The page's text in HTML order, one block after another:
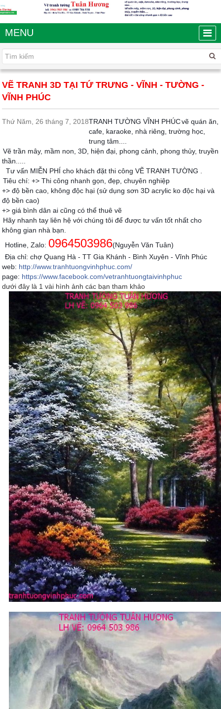
MENU
VẼ TRANH 3D TẠI TỨ TRƯNG - VĨNH - TƯỜNG -
VĨNH PHÚC
Thứ Năm, 26 tháng 7, 2018TRANH TƯỜNG VĨNH PHÚCvẽ quán ăn,
cafe, karaoke, nhà riêng, trường học,
trung tâm....
Vẽ trần mây, mầm non, 3D, hiện đại, phong cảnh, phong thủy, truyền
thần.....
Tư vấn MIỄN PHÍ cho khách đặt thi công VẼ TRANH TƯỜNG .
Tiêu chí: +> Thi công nhanh gọn, đẹp, chuyên nghiệp
+> độ bền cao, không độc hại (sử dụng sơn 3D acrylic ko độc hại và
độ bền cao)
+> giá bình dân ai cũng có thể thuê vẽ
Hãy nhanh tay liên hệ với chúng tôi để được tư vấn tốt nhất cho
không gian nhà bạn.
Hotline, Zalo: 0964503986(Nguyễn Văn Tuân)
Địa chỉ: chợ Quang Hà - TT Gia Khánh - Bình Xuyên - Vĩnh Phúc
web: http://www.tranhtuongvinhphuc.com/
page: https://www.facebook.com/vetranhtuongtaivinhphuc
dưới đây là 1 vài hình ảnh các bạn tham khảo